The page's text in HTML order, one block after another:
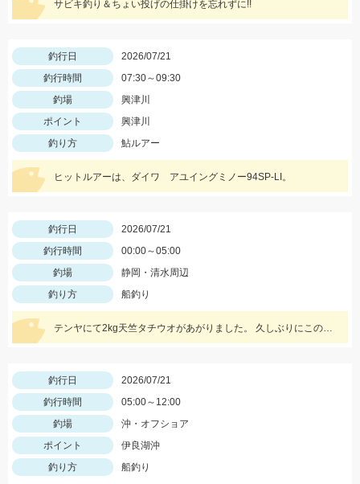
サビキ釣り＆ちょい投げの仕掛けを忘れずに!!
釣行日
2026/07/21
釣行時間
07:30～09:30
釣場
興津川
ポイント
興津川
釣り方
鮎ルアー
ヒットルアーは、ダイワ アユイングミノー94SP-LI。
釣行日
2026/07/21
釣行時間
00:00～05:00
釣場
静岡・清水周辺
釣り方
船釣り
テンヤにて2kg天竺タチウオがあがりました。 久しぶりにこのサイズ見ましたね！立派！格好いい！ 前半から魚の活性高く最後まで当たり続きました。 テンヤでもエサ釣りぐらいの数釣りも楽しめていました。 テンヤは平均サイズもよく満足する釣行となりました。 テンヤは2名様で21匹と43匹。21匹のお客さんは途中お昼寝でした。その他、エサ釣りとエサ釣りテンヤ混合のお客さん。 エサ釣り54匹 サイズ2～3.5本指 テンヤ21と43匹 サイズ2.5～8本指(最大2kg) 今週7/24深夜便、7/25朝帰りの便ですがグループ様のキャンセル出た為お席に余裕ができました。皆様からのチャレンジお待ちしております。
釣行日
2026/07/21
釣行時間
05:00～12:00
釣場
沖・オフショア
ポイント
伊良湖沖
釣り方
船釣り